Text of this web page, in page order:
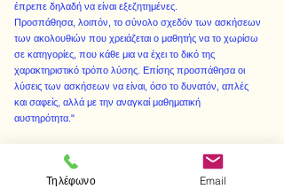
έπρεπε δηλαδή να είναι εξεζητημένες.
Προσπάθησα, λοιπόν, το σύνολο σχεδόν των ασκήσεων
των ακολουθιών που χρειάζεται ο μαθητής να το χωρίσω
σε κατηγορίες, που κάθε μια να έχει το δικό της
χαρακτηριστικό τρόπο λύσης. Επίσης προσπάθησα οι
λύσεις των ασκήσεων να είναι, όσο το δυνατόν, απλές
και σαφείς, αλλά με την αναγκαί μαθηματική
αυστηρότητα."
Τηλέφωνο Email